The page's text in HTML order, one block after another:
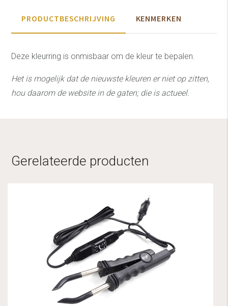
PRODUCTBESCHRIJVING KENMERKEN
Deze kleurring is onmisbaar om de kleur te bepalen.
Het is mogelijk dat de nieuwste kleuren er niet op zitten,
hou daarom de website in de gaten; die is actueel.
Gerelateerde producten